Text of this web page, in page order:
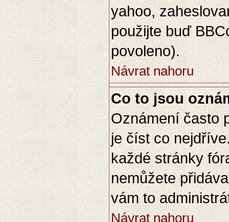
yahoo,
použijte buď
povoleno).
Návrat nahoru
Co to jsou
Oznámení často
je číst co
každé stránky
nemůžete
vám to
Návrat nahoru